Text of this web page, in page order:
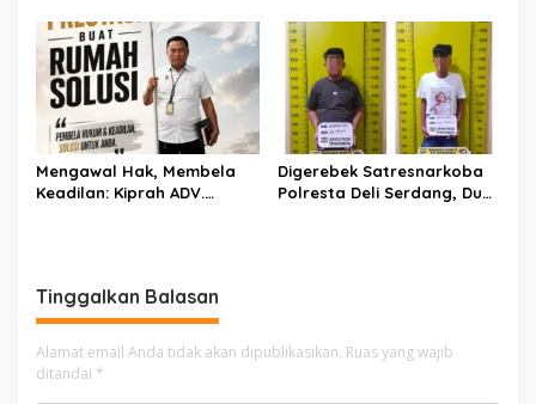
Kementerian Bahas Solusi
Debit Air Irigasi Watang
Sawitto Menulis
Demi Selamatkan Ribuan
Hektare Sawah Warga
Mengawal Hak, Membela
Keadilan: Kiprah ADV.
Digerebek Satresnarkoba
Polresta Deli Serdang, Dua
Tinggalkan Balasan
Alamat email Anda tidak akan dipublikasikan. Ruas yang wajib
ditandai *